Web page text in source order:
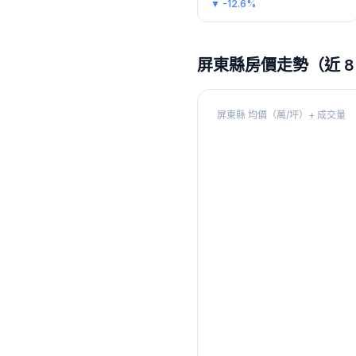
▼ -12.6%
屏東縣房價走勢（近 8
屏東縣 均價（萬/坪）+ 成交量